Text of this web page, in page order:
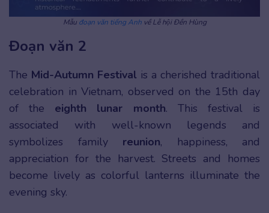
Mẫu đoạn văn tiếng Anhvề Lễ hội Đền Hùng
Đoạn văn 2
The Mid-Autumn Festival is a cherished traditional
celebration in Vietnam, observed on the 15th day
of the eighth lunar month. This festival is
associated with well-known legends and
symbolizes family reunion, happiness, and
appreciation for the harvest. Streets and homes
become lively as colorful lanterns illuminate the
evening sky.